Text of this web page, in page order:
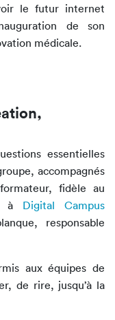
le futur internet
de son
médicale.
essentielles
accompagnés
fidèle au
à Digital Campus
responsable
aux équipes de
de rire, jusqu’à la